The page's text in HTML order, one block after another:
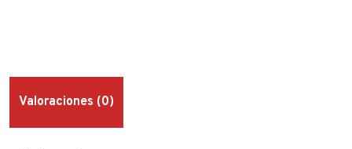
Valoraciones (0)